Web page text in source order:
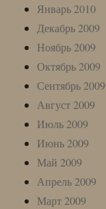
Январь 2010
Декабрь 2009
Ноябрь 2009
Октябрь 2009
Сентябрь 2009
Август 2009
Июль 2009
Июнь 2009
Май 2009
Апрель 2009
Март 2009